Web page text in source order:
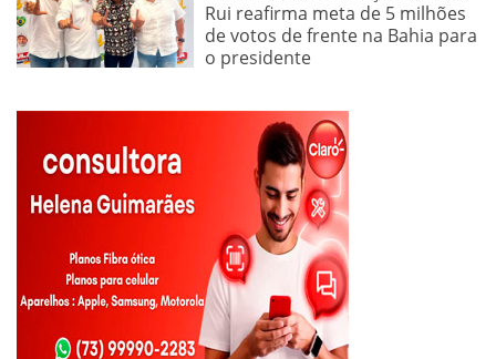
Rui reafirma meta de 5 milhões
de votos de frente na Bahia para
o presidente